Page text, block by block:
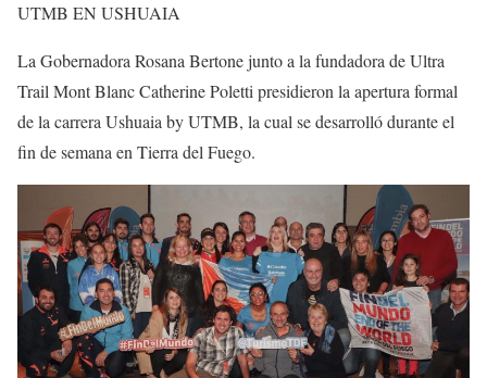
UTMB EN USHUAIA
La Gobernadora Rosana Bertone junto a la fundadora de Ultra
Trail Mont Blanc Catherine Poletti presidieron la apertura formal
de la carrera Ushuaia by UTMB, la cual se desarrolló durante el
fin de semana en Tierra del Fuego.